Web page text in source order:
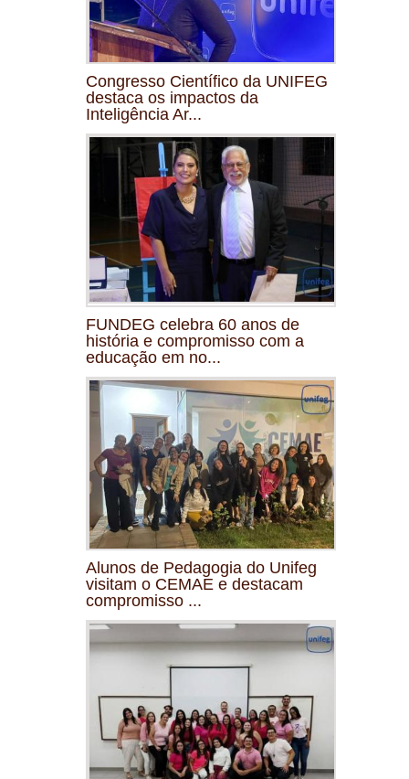
Congresso Científico da UNIFEG
destaca os impactos da
Inteligência Ar...
FUNDEG celebra 60 anos de
história e compromisso com a
educação em no...
Alunos de Pedagogia do Unifeg
visitam o CEMAE e destacam
compromisso ...